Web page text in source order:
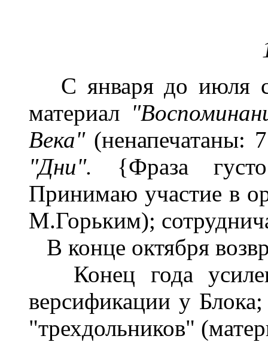
С января до июля
материал
Века" (ненапечатаны:
"Дни". {Фраза
Принимаю участие в
М.Горьким);
В конце октября
Конец года
версификации у
"трехдольников"